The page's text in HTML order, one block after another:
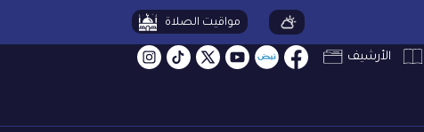
مواقيت الصلاة
الأرشيف